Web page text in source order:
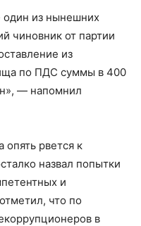
один из нынешних
чиновник от партии
из
по ПДС суммы в 400
— напомнил
рвется к
назвал попытки
и
что по
в